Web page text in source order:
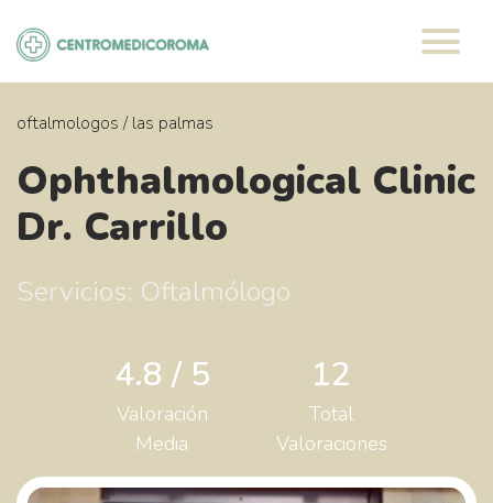
contenido
oftalmologos / las palmas
Ophthalmological Clinic
Dr. Carrillo
Servicios: Oftalmólogo
4.8 / 5
Valoración
Media
12
Total
Valoraciones